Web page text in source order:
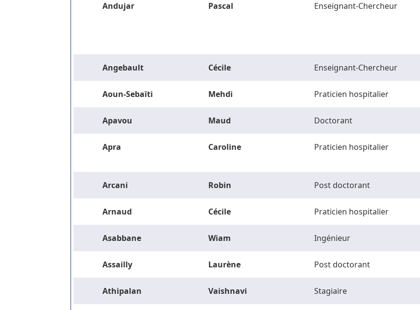
Andujar Pascal Enseignant-Chercheur
Angebault Cécile Enseignant-Chercheur
Aoun-Sebaïti Mehdi Praticien hospitalier
Apavou Maud Doctorant
Apra Caroline Praticien hospitalier
Arcani Robin Post doctorant
Arnaud Cécile Praticien hospitalier
Asabbane Wiam Ingénieur
Assailly Laurène Post doctorant
Athipalan Vaishnavi Stagiaire